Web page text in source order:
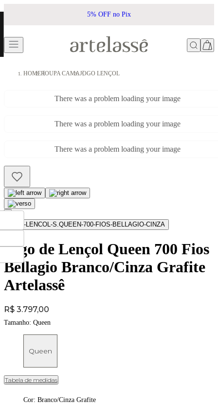
5% OFF no Pix
HOMEROUPA CAMAJOGO LENÇOL
There was a problem loading your image
There was a problem loading your image
There was a problem loading your image
Jogo de Lençol Queen 700 Fios
Bellagio Branco/Cinza Grafite
Artelassê
Price:
R$ 3.797,00
Tamanho: Queen
Queen
Tabela de medidas
Cor: Branco/Cinza Grafite